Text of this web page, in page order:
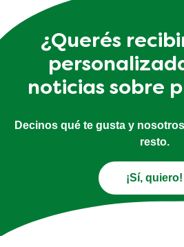
¿Querés
noticias sobre
Decinos qué te gusta y
resto.
¡Sí, quiero!